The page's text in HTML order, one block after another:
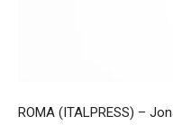
ROMA (ITALPRESS) –